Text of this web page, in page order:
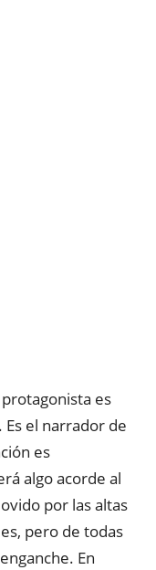
es
el narrador de
es
algo acorde al
por las altas
pero de todas
En